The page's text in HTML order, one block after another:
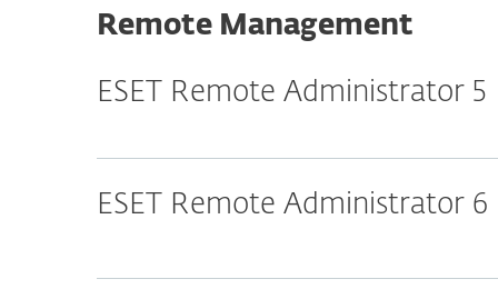
Remote Management
ESET Remote Administrator 5
ESET Remote Administrator 6